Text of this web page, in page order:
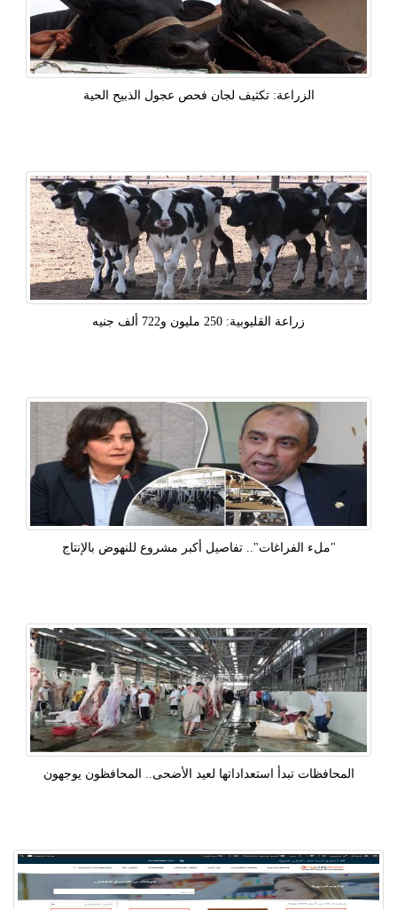
الزراعة: تكثيف لجان فحص عجول الذبيح الحية
زراعة القليوبية: 250 مليون و722 ألف جنيه
"ملء الفراغات".. تفاصيل أكبر مشروع للنهوض بالإنتاج
المحافظات تبدأ استعداداتها لعيد الأضحى.. المحافظون يوجهون